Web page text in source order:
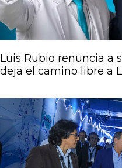
Luis Rubio renuncia a
deja el camino libre a